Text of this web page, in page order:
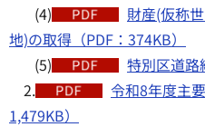
(4)
財産(仮称
地)の取得（PDF：374KB）
(5)
特別区道路
2.
令和8年度主
1,479KB）